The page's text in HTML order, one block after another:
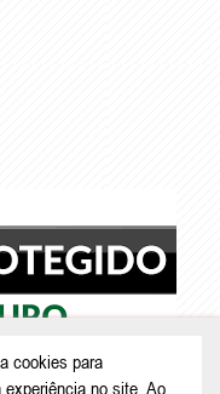
cookies para
no site. Ao